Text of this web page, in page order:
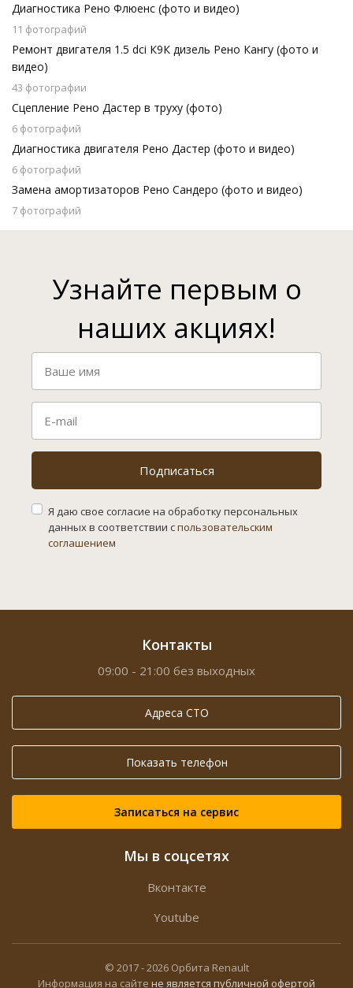
Диагностика Рено Флюенс (фото и видео)
11 фотографий
Ремонт двигателя 1.5 dci К9К дизель Рено Кангу (фото и
видео)
43 фотографии
Сцепление Рено Дастер в труху (фото)
6 фотографий
Диагностика двигателя Рено Дастер (фото и видео)
6 фотографий
Замена амортизаторов Рено Сандеро (фото и видео)
7 фотографий
Узнайте первым о
наших акциях!
Подписаться
Я даю свое согласие на обработку персональных
данных в соответствии спользовательским
соглашением
Контакты
09:00 - 21:00 без выходных
Адреса СТО
Показать телефон
Записаться на сервис
Мы в соцсетях
Вконтакте
Youtube
© 2017 -2026 Орбита Renault
Информация на сайте не является публичной офертой